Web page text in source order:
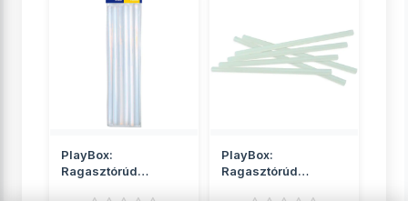
PlayBox:
Ragasztórúd
PlayBox:
Ragasztórúd